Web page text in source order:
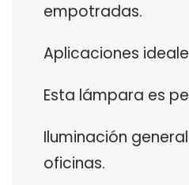
empotradas.
Aplicaciones
Esta lámpara es
Iluminación
oficinas.